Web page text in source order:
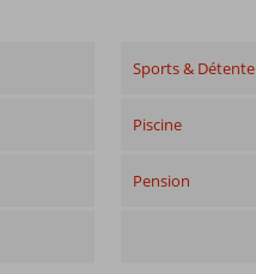
Sports & Détente
Piscine
Pension